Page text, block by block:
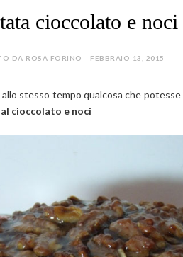
cioccolato e noci
DA ROSA FORINO - FEBBRAIO 13, 2015
stesso tempo qualcosa che
cioccolato e noci